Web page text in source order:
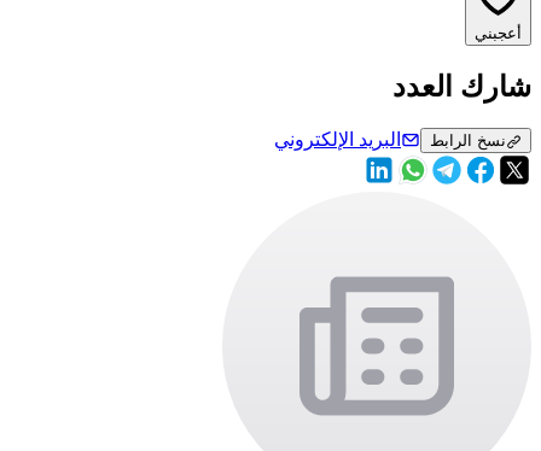
أعجبني
شارك العدد
نسخ الرابط البريد الإلكتروني